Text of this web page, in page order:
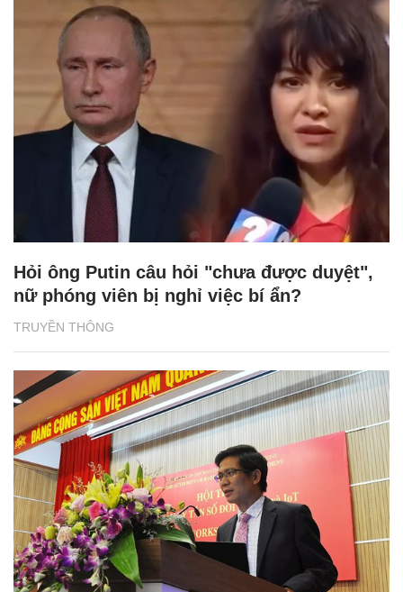
TRUYỀN THÔNG
Hỏi ông Putin câu hỏi "chưa được duyệt",
nữ phóng viên bị nghỉ việc bí ẩn?